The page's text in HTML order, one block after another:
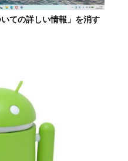
ての詳しい情報」を消す